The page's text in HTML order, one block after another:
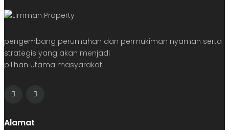
pengembang perumahan dan permukiman nyaman serta
strategis yang akan menjadi
pilihan utama masyarakat
Alamat